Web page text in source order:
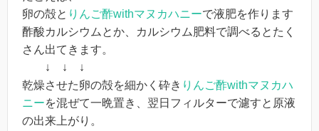
卵の殻と りんご酢withマヌカハニーで液肥を作ります
酢酸カルシウムとか、カルシウム肥料で調べるとたく
さん出てきます。
↓ ↓ ↓
乾燥させた卵の殻を細かく砕き りんご酢withマヌカハ
ニーを混ぜて一晩置き、翌日フィルターで濾すと原液
の出来上がり。